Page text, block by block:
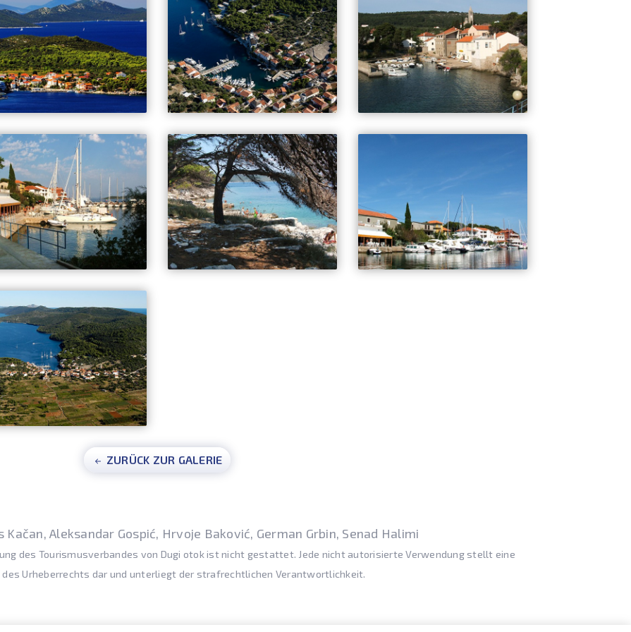
ZURÜCK ZUR GALERIE
Kačan, Aleksandar Gospić, Hrvoje Baković, German Grbin, Senad Halimi
des Tourismusverbandes von Dugi otok ist nicht gestattet. Jede nicht autorisierte Verwendung stellt eine
des Urheberrechts dar und unterliegt der strafrechtlichen Verantwortlichkeit.